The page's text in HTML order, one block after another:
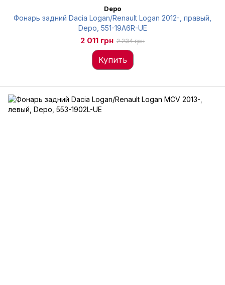
Depo
Фонарь задний Dacia Logan/Renault Logan 2012-, правый,
Depo, 551-19A6R-UE
2 011 грн 2 234 грн
Купить